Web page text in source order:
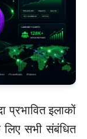
प्रभावित इलाकों
लिए सभी संबंधित